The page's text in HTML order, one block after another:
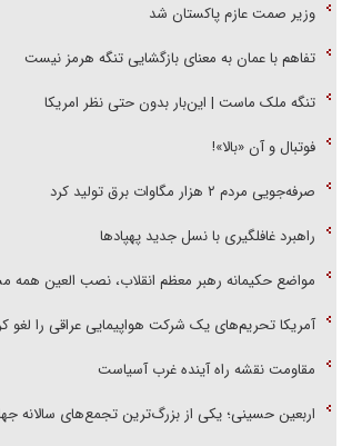
وزیر صمت عازم پاکستان شد
تفاهم با عمان به معنای بازگشایی تنگه هرمز نیست
تنگه ملک ماست | این‌بار بدون حتی نظر امریکا
فوتبال و آن «بالا»!
صرفه‌جویی مردم ۲ هزار مگاوات برق تولید کرد
راهبرد غافلگیری با نسل جدید پهپاد‌ها
مواضع حکیمانه رهبر معظم انقلاب، نصب العین همه
آمریکا تحریم‌های یک شرکت هواپیمایی عراقی را لغو
مقاومت نقشه راه آینده غرب آسیاست
اربعین حسینی؛ یکی از بزرگ‌ترین تجمع‌های سالانه